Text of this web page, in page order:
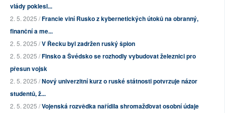
vlády poklesl...
2. 5. 2025 /Francie viní Rusko z kybernetických útoků na obranný,
finanční a me...
2. 5. 2025 /V Řecku byl zadržen ruský špion
2. 5. 2025 /Finsko a Švédsko se rozhodly vybudovat železnici pro
přesun vojsk
2. 5. 2025 /Nový univerzitní kurz o ruské státnosti potvrzuje názor
studentů, ž...
2. 5. 2025 /Vojenská rozvědka nařídila shromažďovat osobní údaje